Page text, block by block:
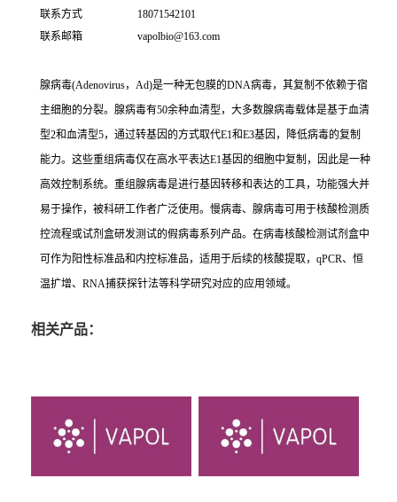
联系方式
18071542101
联系邮箱
vapolbio@163.com
腺病毒(Adenovirus，Ad)是一种无包膜的DNA病毒，其复制不依赖于宿
主细胞的分裂。腺病毒有50余种血清型，大多数腺病毒载体是基于血清
型2和血清型5，通过转基因的方式取代E1和E3基因，降低病毒的复制
能力。这些重组病毒仅在高水平表达E1基因的细胞中复制，因此是一种
高效控制系统。重组腺病毒是进行基因转移和表达的工具，功能强大并
易于操作，被科研工作者广泛使用。慢病毒、腺病毒可用于核酸检测质
控流程或试剂盒研发测试的假病毒系列产品。在病毒核酸检测试剂盒中
可作为阳性标准品和内控标准品，适用于后续的核酸提取，qPCR、恒
温扩增、RNA捕获探针法等科学研究对应的应用领域。
相关产品：